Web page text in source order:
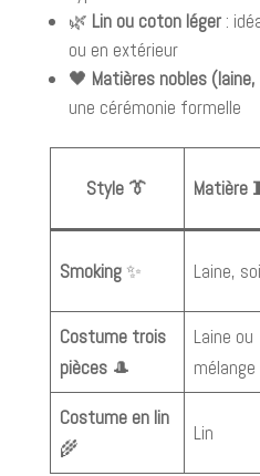
🌿 Lin ou coton léger:
ou en extérieur
🖤 Matières nobles
une cérémonie formelle
Style 👔 Matière
Smoking ✨ Laine,
Costume trois
pièces 🎩
Laine ou
mélange
Costume en lin
🌾
Lin